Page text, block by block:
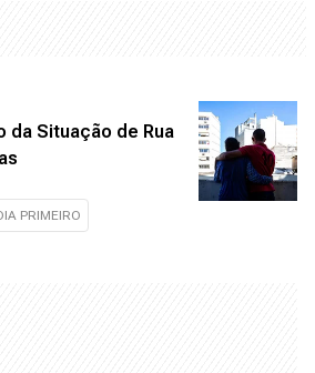
da Situação de Rua
PRIMEIRO